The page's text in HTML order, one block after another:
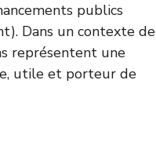
publics
Dans un contexte de
représentent une
utile et porteur de